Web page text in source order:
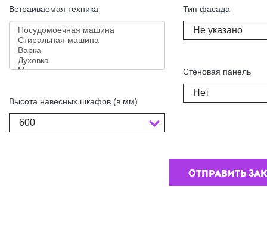
Встраиваемая техника
Высота навесных шкафов (в мм)
600
Тип фасада
Не указано
Стеновая панель
Нет